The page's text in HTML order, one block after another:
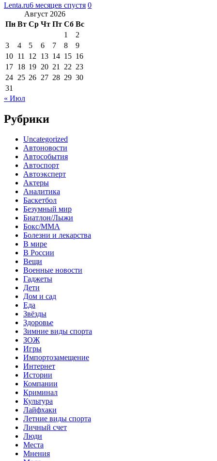
Lenta.ru6 месяцев спустя 0
Август 2026
Пн Вт Ср Чт Пт Сб Вс
1
2
3
4 5 6 7 8
9
10 11 12 13 14 15 16
17 18 19 20 21 22 23
24 25 26 27 28 29 30
31
« Июл
Рубрики
Uncategorized
Автоновости
Автособытия
Автоспорт
Автоэксперт
Актеры
Аналитика
Баскетбол
Безумный мир
Биатлон/Лыжи
Бокс/MMA
Болезни и лекарства
В мире
В России
Вещи
Военные новости
Гаджеты
Дети
Дом и сад
Еда
Звёзды
Здоровье
Зимние виды спорта
ЗОЖ
Игры
Импортозамещение
Интернет
Истории
Компании
Криминал
Культура
Лайфхаки
Летние виды спорта
Личный счет
Люди
Места
Мнения